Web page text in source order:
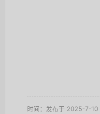
时间：发布于 2025-7-